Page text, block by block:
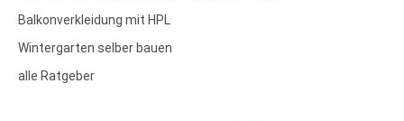
Balkonverkleidung mit HPL
Wintergarten selber bauen
alle Ratgeber